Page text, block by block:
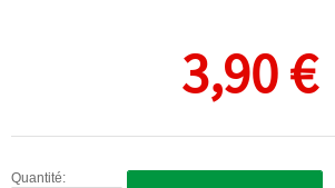
3,90 €
Quantité: